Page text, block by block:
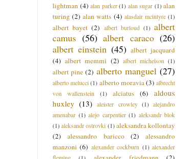
lightman (4) alan parker (1) alan sugar (1) alan
turing (2) alan watts (4) alasdair mcintyre (1)
albert bayet (2) albert burloud (1) albert
camus (56) albert caraco (26)
albert einstein (45) albert jacquard
(4) albert memmi (2) albert michelson (1)
albert pine (2) alberto manguel (27)
alberto melucci (1) alberto moravia (3) albrecht
von wallenstein
(1) alciatus (6)
aldous
huxley (13) aleister crowley (1) alejandro
amenabar (1) alejo carpentier (1) aleksandr blok
(1) aleksandr ostrovki (1) aleksandra kollontay
(2)
alessandro baricco (2)
alessandro
manzoni (6) alexander cockburn (1) alexander
fleming
(1)